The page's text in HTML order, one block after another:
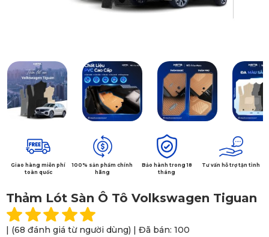
Giao hàng miễn phí
toàn quốc
100% sản phẩm chính
hãng
Bảo hành trong 18
tháng
Tư vấn hỗ trợ tận tình
Thảm Lót Sàn Ô Tô Volkswagen Tiguan
| (68 đánh giá từ người dùng) | Đã bán: 100